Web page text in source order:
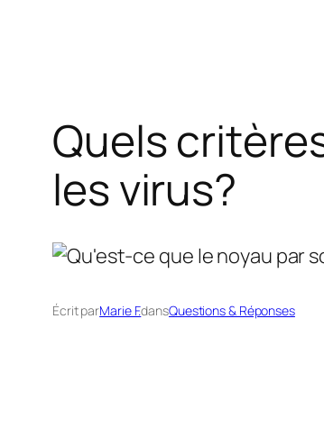
Quels
les virus?
Écrit parMarie F.dansQuestions & Réponses